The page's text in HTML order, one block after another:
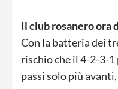
Il club rosanero ora
Con la batteria dei
rischio che il 4-2-3-
passi solo più